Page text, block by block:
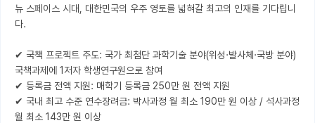
뉴 스페이스 시대, 대한민국의 우주 영토를 넓혀갈 최고의 인재를 기다립니
다.
✔ 국책 프로젝트 주도: 국가 최첨단 과학기술 분야(위성·발사체·국방 분야)
국책과제에 1저자 학생연구원으로 참여
✔ 등록금 전액 지원: 매학기 등록금 250만 원 전액 지원
✔ 국내 최고 수준 연수장려금: 박사과정 월 최소 190만 원 이상 / 석사과정
월 최소 143만 원 이상